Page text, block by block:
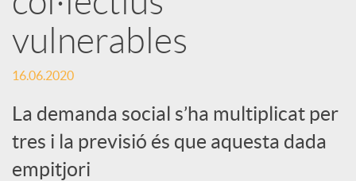
S
o
c
vulnerables
16.06.2020
La demanda social s’ha multiplicat per
tres i la previsió és que aquesta dada
empitjori